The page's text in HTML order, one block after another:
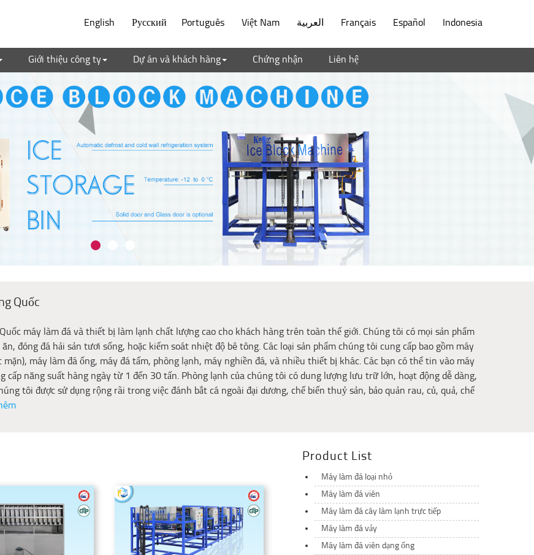
English Русский Português Việt Nam العربية Français Español Indonesia
Giới thiệu công ty Dự án và khách hàng Chứng nhận Liên hệ
Quốc
máy làm đá và thiết bị làm lạnh chất lượng cao cho khách hàng trên toàn thế giới. Chúng tôi có mọi sản phẩm
đóng đá hải sản tươi sống, hoặc kiểm soát nhiệt độ bê tông. Các loại sản phẩm chúng tôi cung cấp bao gồm máy
máy làm đá ống, máy đá tấm, phòng lạnh, máy nghiền đá, và nhiều thiết bị khác. Các bạn có thể tin vào máy
cấp năng suất hàng ngày từ 1 đến 30 tấn. Phòng lạnh của chúng tôi có dung lượng lưu trữ lớn, hoạt động dễ dàng,
tôi được sử dụng rộng rãi trong việc đánh bắt cá ngoài đại dương, chế biến thuỷ sản, bảo quản rau, củ, quả, chế
Product List
Máy làm đá loại nhỏ
Máy làm đá viên
Máy làm đá cây làm lạnh trực tiếp
Máy làm đá vảy
Máy làm đá viên dạng ống